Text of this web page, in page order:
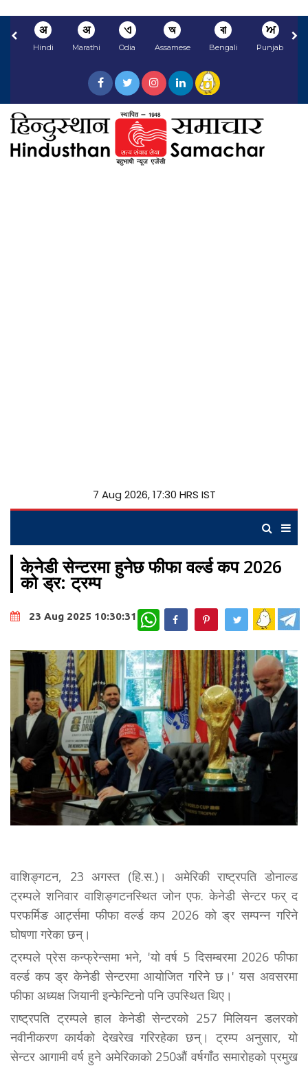
अ
Hindi
अ
Marathi
ଏ
Odia
অ
Assamese
বা
Bengali
ਅ
Punjabi
7 Aug 2026, 17:30 HRS IST
केनेडी सेन्टरमा हुनेछ फीफा वर्ल्ड कप 2026
को ड्र: ट्रम्प
23 Aug 2025 10:30:31 WhatsApp
वाशिङ्गटन, 23 अगस्त (हि.स.)। अमेरिकी राष्ट्रपति डोनाल्ड
ट्रम्पले शनिवार वाशिङ्गटनस्थित जोन एफ. केनेडी सेन्टर फर् द
परफर्मिङ आर्ट्समा फीफा वर्ल्ड कप 2026 को ड्र सम्पन्न गरिने
घोषणा गरेका छन्।
ट्रम्पले प्रेस कन्फ्रेन्समा भने, 'यो वर्ष 5 दिसम्बरमा 2026 फीफा
वर्ल्ड कप ड्र केनेडी सेन्टरमा आयोजित गरिने छ।' यस अवसरमा
फीफा अध्यक्ष जियानी इन्फेन्टिनो पनि उ​पस्थित थिए।
राष्ट्रपति ट्रम्पले हाल केनेडी सेन्टरको 257 मिलियन डलरको
नवीनीकरण कार्यको देखरेख गरिरहेका छन्। ट्रम्प अनुसार, यो
सेन्टर आगामी वर्ष हुने अमेरिकाको 250औं वर्षगॉंठ समारोहको प्रमुख